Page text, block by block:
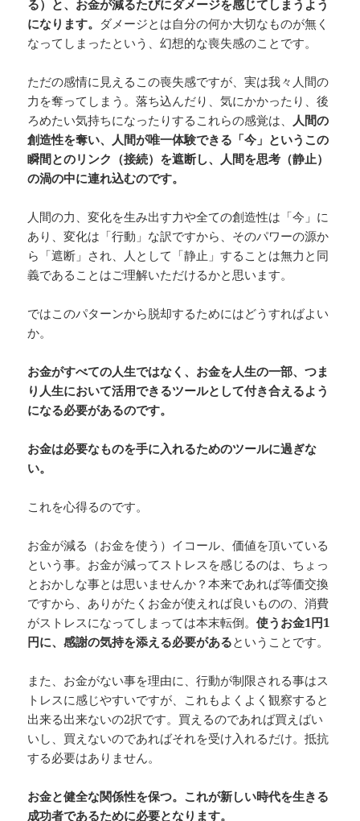
る）と、お金が減るたびにダメージを感じてしまうよう
になります。 ダメージとは自分の何か大切なものが無く
なってしまったという、幻想的な喪失感のことです。
ただの感情に見えるこの喪失感ですが、実は我々人間の
力を奪ってしまう。落ち込んだり、気にかかったり、後
ろめたい気持ちになったりするこれらの感覚は、 人間の
創造性を奪い、人間が唯一体験できる「今」というこの
瞬間とのリンク（接続）を遮断し、人間を思考（静止）
の渦の中に連れ込むのです。
人間の力、変化を生み出す力や全ての創造性は「今」に
あり、変化は「行動」な訳ですから、そのパワーの源か
ら「遮断」され、人として「静止」することは無力と同
義であることはご理解いただけるかと思います。
ではこのパターンから脱却するためにはどうすればよい
か。
お金がすべての人生ではなく、お金を人生の一部、つま
り人生において活用できるツールとして付き合えるよう
になる必要があるのです。
お金は必要なものを手に入れるためのツールに過ぎな
い。
これを心得るのです。
お金が減る（お金を使う）イコール、価値を頂いている
という事。お金が減ってストレスを感じるのは、ちょっ
とおかしな事とは思いませんか？本来であれば等価交換
ですから、ありがたくお金が使えれば良いものの、消費
がストレスになってしまっては本末転倒。使うお金1円1
円に、感謝の気持を添える必要があるということです。
また、お金がない事を理由に、行動が制限される事はス
トレスに感じやすいですが、これもよくよく観察すると
出来る出来ないの2択です。買えるのであれば買えばい
いし、買えないのであればそれを受け入れるだけ。抵抗
する必要はありません。
お金と健全な関係性を保つ。これが新しい時代を生きる
成功者であるために必要となります。